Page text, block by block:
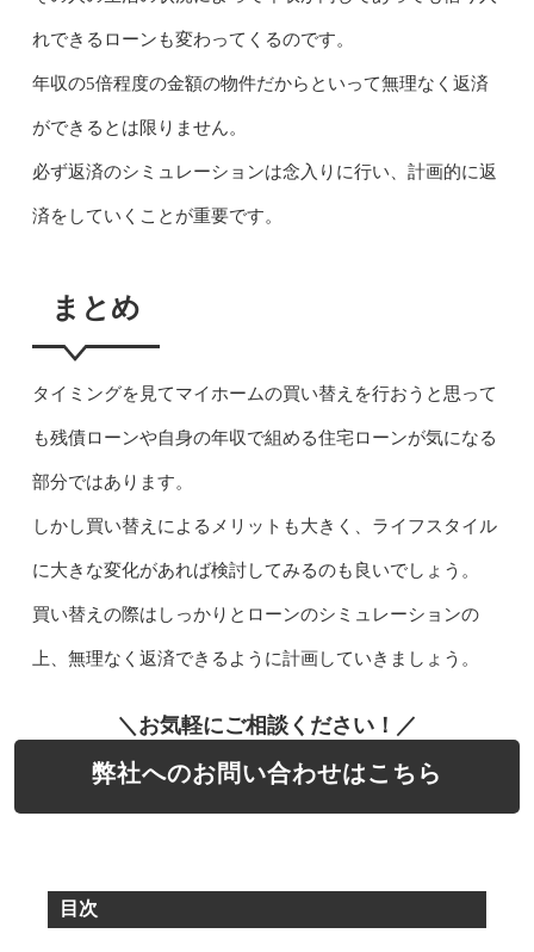
れできるローンも変わってくるのです。
年収の5倍程度の金額の物件だからといって無理なく返済
ができるとは限りません。
必ず返済のシミュレーションは念入りに行い、計画的に返
済をしていくことが重要です。
まとめ
タイミングを見てマイホームの買い替えを行おうと思って
も残債ローンや自身の年収で組める住宅ローンが気になる
部分ではあります。
しかし買い替えによるメリットも大きく、ライフスタイル
に大きな変化があれば検討してみるのも良いでしょう。
買い替えの際はしっかりとローンのシミュレーションの
上、無理なく返済できるように計画していきましょう。
＼お気軽にご相談ください！／
弊社へのお問い合わせはこちら
目次